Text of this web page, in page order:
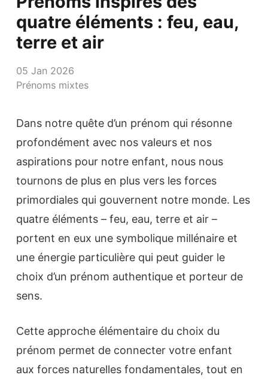
quatre éléments : feu, eau,
terre et air
05 Jan 2026
Prénoms mixtes
Dans notre quête d’un prénom qui résonne
profondément avec nos valeurs et nos
aspirations pour notre enfant, nous nous
tournons de plus en plus vers les forces
primordiales qui gouvernent notre monde. Les
quatre éléments – feu, eau, terre et air –
portent en eux une symbolique millénaire et
une énergie particulière qui peut guider le
choix d’un prénom authentique et porteur de
sens.
Cette approche élémentaire du choix du
prénom permet de connecter votre enfant
aux forces naturelles fondamentales, tout en